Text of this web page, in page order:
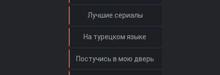
Лучшие сериалы
На турецком языке